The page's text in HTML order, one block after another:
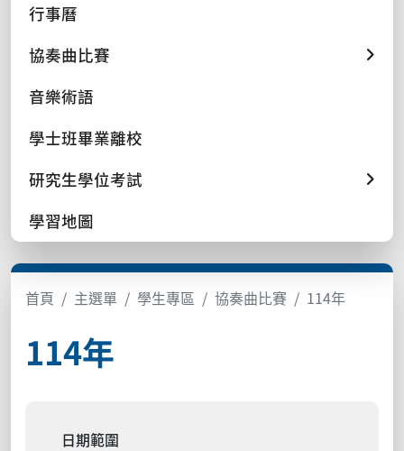
行事曆
協奏曲比賽
音樂術語
學士班畢業離校
研究生學位考試
學習地圖
首頁 主選單 學生專區 協奏曲比賽 114年
114年
日期範圍